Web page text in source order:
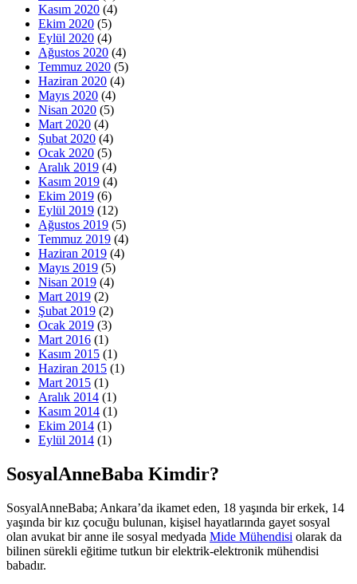
Kasım 2020 (4)
Ekim 2020 (5)
Eylül 2020 (4)
Ağustos 2020 (4)
Temmuz 2020 (5)
Haziran 2020 (4)
Mayıs 2020 (4)
Nisan 2020 (5)
Mart 2020 (4)
Şubat 2020 (4)
Ocak 2020 (5)
Aralık 2019 (4)
Kasım 2019 (4)
Ekim 2019 (6)
Eylül 2019 (12)
Ağustos 2019 (5)
Temmuz 2019 (4)
Haziran 2019 (4)
Mayıs 2019 (5)
Nisan 2019 (4)
Mart 2019 (2)
Şubat 2019 (2)
Ocak 2019 (3)
Mart 2016 (1)
Kasım 2015 (1)
Haziran 2015 (1)
Mart 2015 (1)
Aralık 2014 (1)
Kasım 2014 (1)
Ekim 2014 (1)
Eylül 2014 (1)
SosyalAnneBaba Kimdir?
SosyalAnneBaba; Ankara’da ikamet eden, 18 yaşında bir erkek, 14
yaşında bir kız çocuğu bulunan, kişisel hayatlarında gayet sosyal
olan avukat bir anne ile sosyal medyada Mide Mühendisi olarak da
bilinen sürekli eğitime tutkun bir elektrik-elektronik mühendisi
babadır.